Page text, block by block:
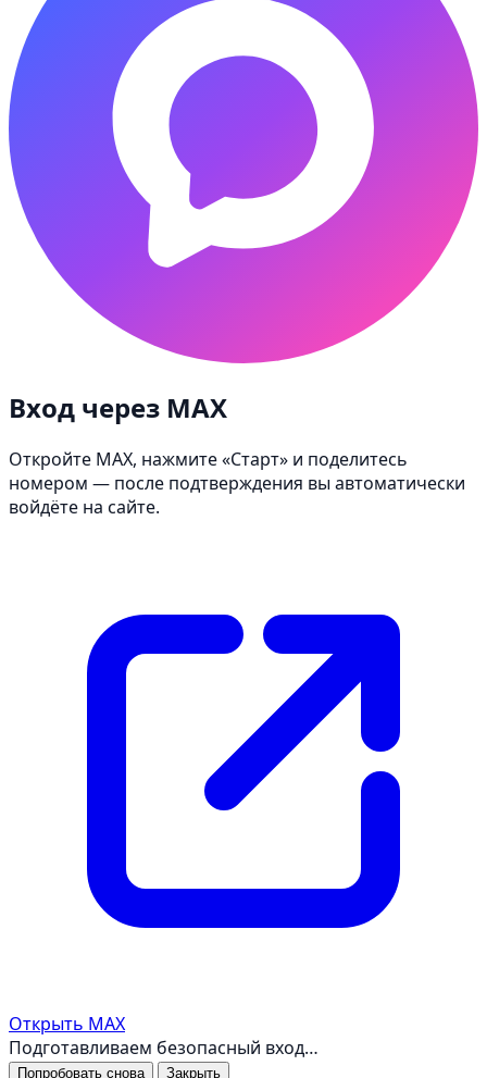
Вход через MAX
Откройте MAX, нажмите «Старт» и поделитесь
номером — после подтверждения вы автоматически
войдёте на сайте.
Открыть MAX
Подготавливаем безопасный вход…
Попробовать снова Закрыть